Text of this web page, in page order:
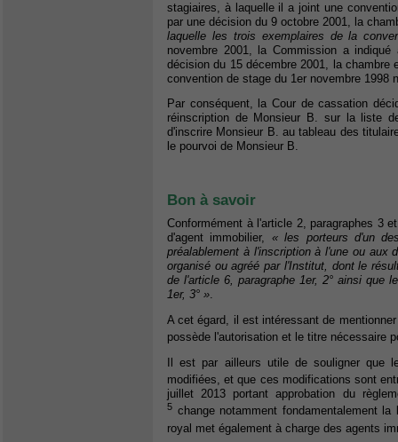
stagiaires, à laquelle il a joint une
par une décision du 9 octobre 2001, la
laquelle les trois exemplaires de la
novembre 2001, la Commission a
décision du 15 décembre 2001, la
convention de stage du 1er novembre 1998
Par conséquent, la Cour de cassation
réinscription de Monsieur B. sur la liste
d'inscrire Monsieur B. au tableau des
le pourvoi de Monsieur B.
Bon à savoir
Conformément à l'article 2, paragraphes 3
d'agent immobilier, « les porteurs d'un
préalablement à l'inscription à l'une ou
organisé ou agréé par l'Institut, dont le
de l'article 6, paragraphe 1er, 2° ainsi que
1er, 3° ».
A cet égard, il est intéressant de
possède l'autorisation et le titre nécessaire
Il est par ailleurs utile de souligner que
modifiées, et que ces modifications sont
juillet 2013 portant approbation du
5 change notamment fondamentalement
royal met également à charge des agents